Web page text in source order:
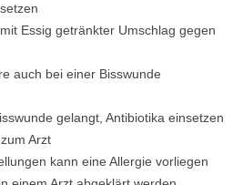
Essig getränkter Umschlag gegen
auch bei einer Bisswunde
gelangt, Antibiotika einsetzen
Arzt
kann eine Allergie vorliegen